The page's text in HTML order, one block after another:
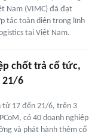
Nam (VIMC) đã đạt
tác toàn diện trong lĩnh
tại Việt Nam.
chốt trả cổ tức,
21/6
từ 17 đến 21/6, trên 3
có 40 doanh nghiệp
và phát hành thêm cổ